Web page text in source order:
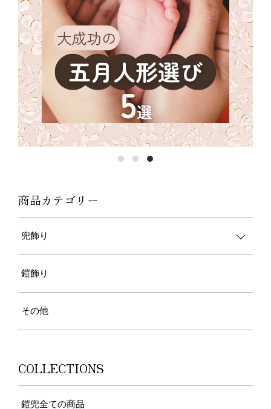
商品カテゴリー
兜飾り
鎧飾り
その他
COLLECTIONS
鎧兜全ての商品